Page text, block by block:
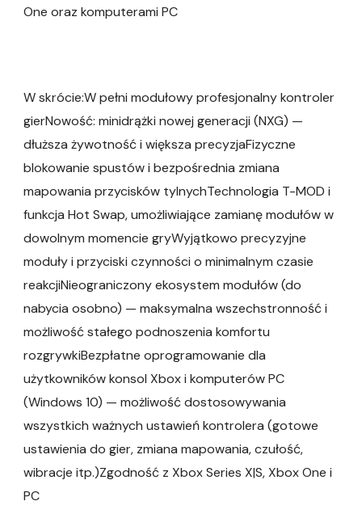
One oraz komputerami PC
W skrócie:W pełni modułowy profesjonalny kontroler
gierNowość: minidrążki nowej generacji (NXG) —
dłuższa żywotność i większa precyzjaFizyczne
blokowanie spustów i bezpośrednia zmiana
mapowania przycisków tylnychTechnologia T-MOD i
funkcja Hot Swap, umożliwiające zamianę modułów w
dowolnym momencie gryWyjątkowo precyzyjne
moduły i przyciski czynności o minimalnym czasie
reakcjiNieograniczony ekosystem modułów (do
nabycia osobno) — maksymalna wszechstronność i
możliwość stałego podnoszenia komfortu
rozgrywkiBezpłatne oprogramowanie dla
użytkowników konsol Xbox i komputerów PC
(Windows 10) — możliwość dostosowywania
wszystkich ważnych ustawień kontrolera (gotowe
ustawienia do gier, zmiana mapowania, czułość,
wibracje itp.)Zgodność z Xbox Series X|S, Xbox One i
PC